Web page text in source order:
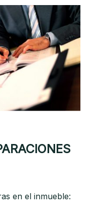
en el inmueble: